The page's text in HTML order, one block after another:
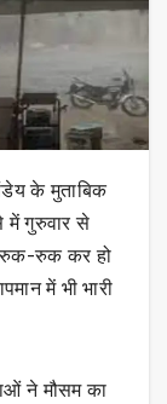
के मुताबिक
में गुरुवार से
रुक-रुक कर हो
में भी भारी
ने मौसम का